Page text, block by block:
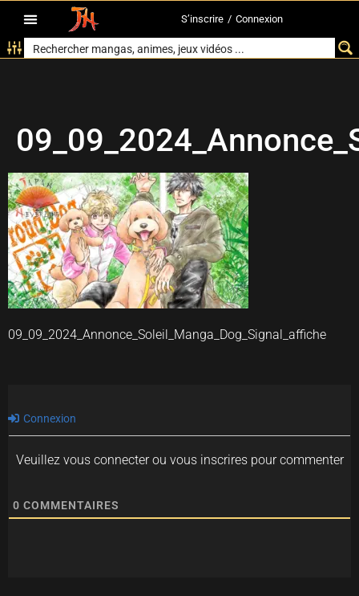
S’inscrire / Connexion
09_09_2024_Annonce_Soleil_Manga_Dog_Signal_affiche
Connexion
Veuillez vous connecter ou vous inscrires pour commenter
0 COMMENTAIRES